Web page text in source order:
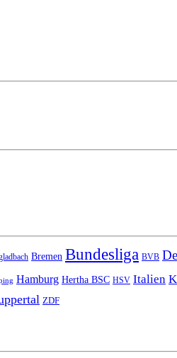
Bremen Bundesliga BVB
Hamburg Hertha BSC HSV Italien
ZDF